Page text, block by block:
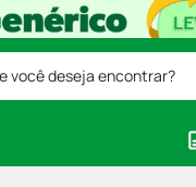
deseja encontrar?